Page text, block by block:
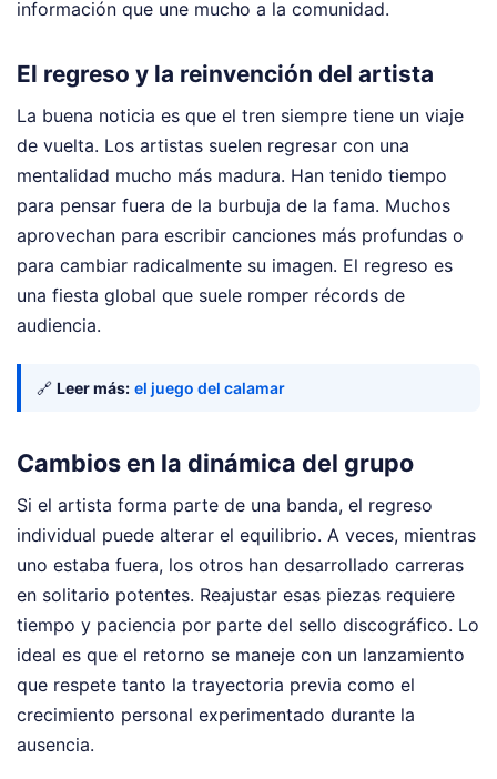
información que une mucho a la comunidad.
El regreso y la reinvención del artista
La buena noticia es que el tren siempre tiene un viaje
de vuelta. Los artistas suelen regresar con una
mentalidad mucho más madura. Han tenido tiempo
para pensar fuera de la burbuja de la fama. Muchos
aprovechan para escribir canciones más profundas o
para cambiar radicalmente su imagen. El regreso es
una fiesta global que suele romper récords de
audiencia.
🔗 Leer más: el juego del calamar
Cambios en la dinámica del grupo
Si el artista forma parte de una banda, el regreso
individual puede alterar el equilibrio. A veces, mientras
uno estaba fuera, los otros han desarrollado carreras
en solitario potentes. Reajustar esas piezas requiere
tiempo y paciencia por parte del sello discográfico. Lo
ideal es que el retorno se maneje con un lanzamiento
que respete tanto la trayectoria previa como el
crecimiento personal experimentado durante la
ausencia.